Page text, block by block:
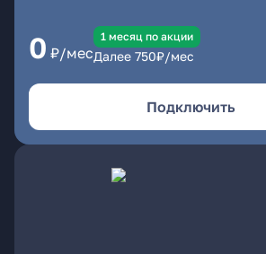
0 ₽/мес
1 месяц по акции
Далее 750₽/мес
Подключить